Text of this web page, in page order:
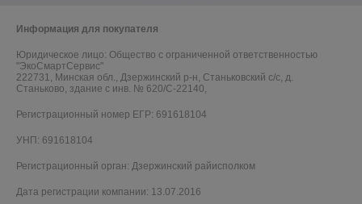
Информация для покупателя
Юридическое лицо: Общество с ограниченной ответственностью
"ЭкоСмартСервис"
222731, Минская обл., Дзержинский р-н, Станьковский с/с, д.
Станьково, здание с инв. № 620/С-22140,
Регистрационный номер ЕГР: 691618104
УНП: 691618104
Регистрационный орган: Дзержинский райисполком
Дата регистрации компании: 13.07.2016